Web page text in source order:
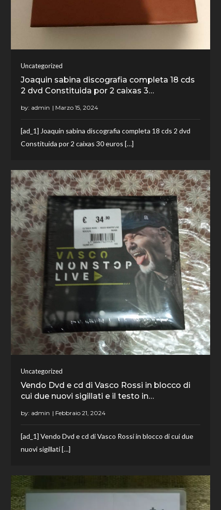
Uncategorized
Joaquin sabina discografia completa 18 cds
2 dvd Constituida por 2 caixas 3…
by: admin
[ad_1] Joaquin sabina discografia completa 18 cds 2 dvd
Constituida por 2 caixas 30 euros […]
Uncategorized
Vendo Dvd e cd di Vasco Rossi in blocco di
cui due nuovi sigillati e il testo in…
by: admin
[ad_1] Vendo Dvd e cd di Vasco Rossi in blocco di cui due
nuovi sigillati […]